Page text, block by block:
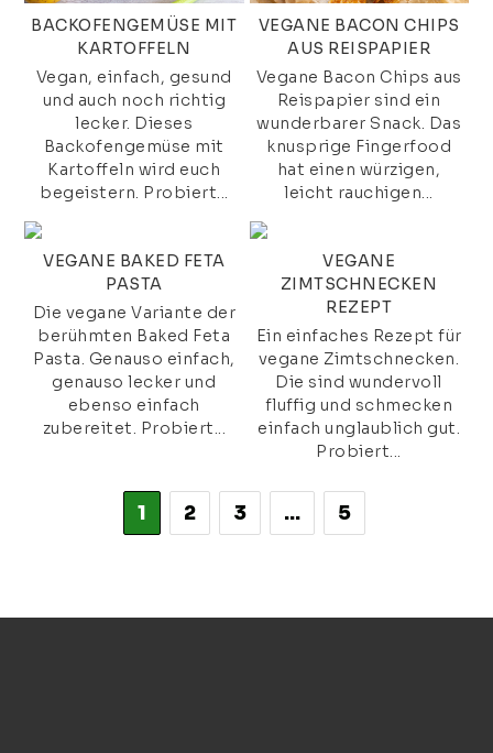
BACKOFENGEMÜSE MIT
KARTOFFELN
Vegan, einfach, gesund
und auch noch richtig
lecker. Dieses
Backofengemüse mit
Kartoffeln wird euch
begeistern. Probiert...
VEGANE BACON CHIPS
AUS REISPAPIER
Vegane Bacon Chips aus
Reispapier sind ein
wunderbarer Snack. Das
knusprige Fingerfood
hat einen würzigen,
leicht rauchigen...
VEGANE BAKED FETA
PASTA
Die vegane Variante der
berühmten Baked Feta
Pasta. Genauso einfach,
genauso lecker und
ebenso einfach
zubereitet. Probiert...
VEGANE
ZIMTSCHNECKEN
REZEPT
Ein einfaches Rezept für
vegane Zimtschnecken.
Die sind wundervoll
fluffig und schmecken
einfach unglaublich gut.
Probiert...
1 2 3 … 5